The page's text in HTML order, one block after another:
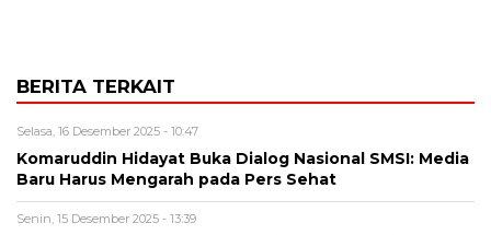
BERITA TERKAIT
Selasa, 16 Desember 2025 - 10:47
Komaruddin Hidayat Buka Dialog Nasional SMSI: Media
Baru Harus Mengarah pada Pers Sehat
Senin, 15 Desember 2025 - 13:39